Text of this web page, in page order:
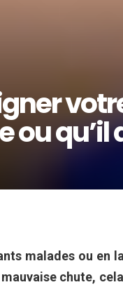
ou qu’il
malades ou en
chute,